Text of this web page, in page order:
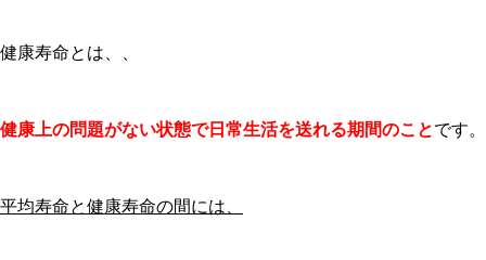
健康寿命とは、、
健康上の問題がない状態で日常生活を送れる期間のことです。
平均寿命と健康寿命の間には、